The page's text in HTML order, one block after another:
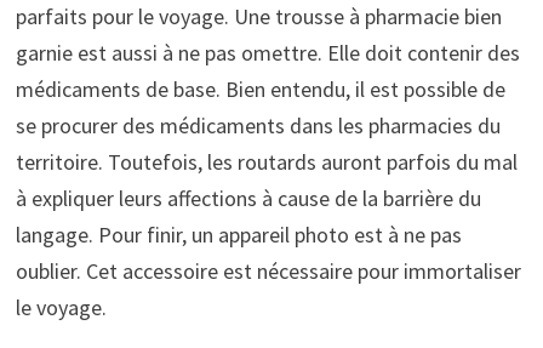
parfaits pour le voyage. Une trousse à pharmacie bien
garnie est aussi à ne pas omettre. Elle doit contenir des
médicaments de base. Bien entendu, il est possible de
se procurer des médicaments dans les pharmacies du
territoire. Toutefois, les routards auront parfois du mal
à expliquer leurs affections à cause de la barrière du
langage. Pour finir, un appareil photo est à ne pas
oublier. Cet accessoire est nécessaire pour immortaliser
le voyage.